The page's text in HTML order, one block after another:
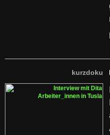
kurzdoku